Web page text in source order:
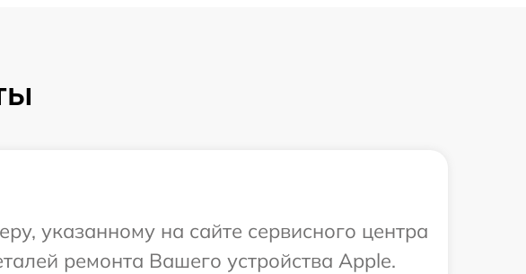
указанному на сайте сервисного центра
ремонта Вашего устройства Apple.